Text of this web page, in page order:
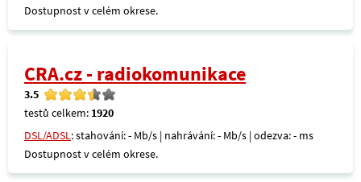
Dostupnost v celém okrese.
CRA.cz - radiokomunikace
3.5
testů celkem: 1920
DSL/ADSL: stahování: - Mb/s | nahrávání: - Mb/s | odezva: - ms
Dostupnost v celém okrese.